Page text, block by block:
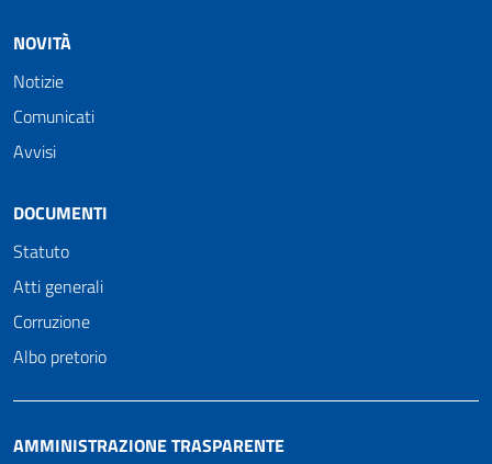
NOVITÀ
Notizie
Comunicati
Avvisi
DOCUMENTI
Statuto
Atti generali
Corruzione
Albo pretorio
AMMINISTRAZIONE TRASPARENTE